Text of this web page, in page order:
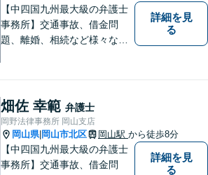
【中四国九州最大級の弁護士
事務所】交通事故、借金問
題、離婚、相続など様々な問
い！
詳細を見
る
畑佐 幸範 弁護士
岡野法律事務所 岡山支店
岡山県| 岡山市北区 岡山駅 から徒歩8分
【中四国九州最大級の弁護士
事務所】交通事故、借金問
詳細を見
る